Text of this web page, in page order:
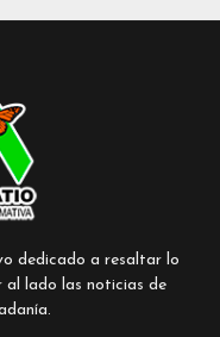
dedicado a resaltar lo
al lado las noticias de